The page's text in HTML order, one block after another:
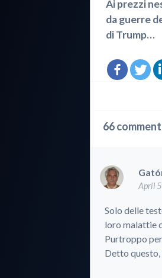
Ai prezzi
da guerre
di Trump…
66
April
Solo delle
loro malattie
Purtroppo
Detto questo,